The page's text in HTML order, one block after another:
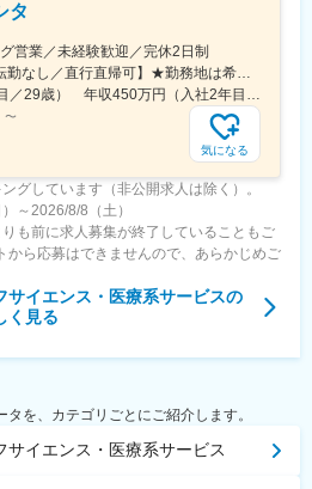
タ
営業／未経験歓迎／完休2日制
【全国27都府県／原則転勤なし／直行直帰可】★勤務地は希望を考慮★拠点により車通勤OK※充足状況により、ご希望の勤務地での募集が終了している場合があります。※転居を伴う転勤の有無は、半年ごとに希望を伺い、選択いただけます。■東北■・宮城県（仙台市）■関東■・東京都（東京23区など）・神奈川県（横浜市など）・埼玉県（さいたま市など）・千葉県（千葉市など）・茨城県（水戸市）・栃木県（宇都宮市／足利市）・群馬県（前橋市）■東海■・愛知県（名古屋市／豊田市／豊橋市／小牧市）・静岡県（静岡市／浜松市／沼津市／焼津市／富士市）・岐阜県（岐阜市）・三重県（四日市市）■信越・北陸■・長野県（長野市）・山梨県（甲府市）・石川県（金沢市）・富山県（富山市）・福井県（福井市）■関西■・大阪府・兵庫県（神戸市／尼崎市／姫路市）・京都府（京都市）・奈良県（奈良市／天理市）・滋賀県（大津市／彦根市）・和歌山県（和歌山市／田辺市）■中国■・広島県（広島市）・岡山県（岡山市）■四国■・香川県（高松市）■九州■・福岡県（福岡市）
年収535万円（入社3年目／29歳） 年収450万円（入社2年目／26歳）
〜
気になる
グしています（非公開求人は除く）。
～2026/8/8（土）
も前に求人募集が終了していることもご
から応募はできませんので、あらかじめご
サイエンス・医療系サービスの
く見る
を、カテゴリごとにご紹介します。
サイエンス・医療系サービス